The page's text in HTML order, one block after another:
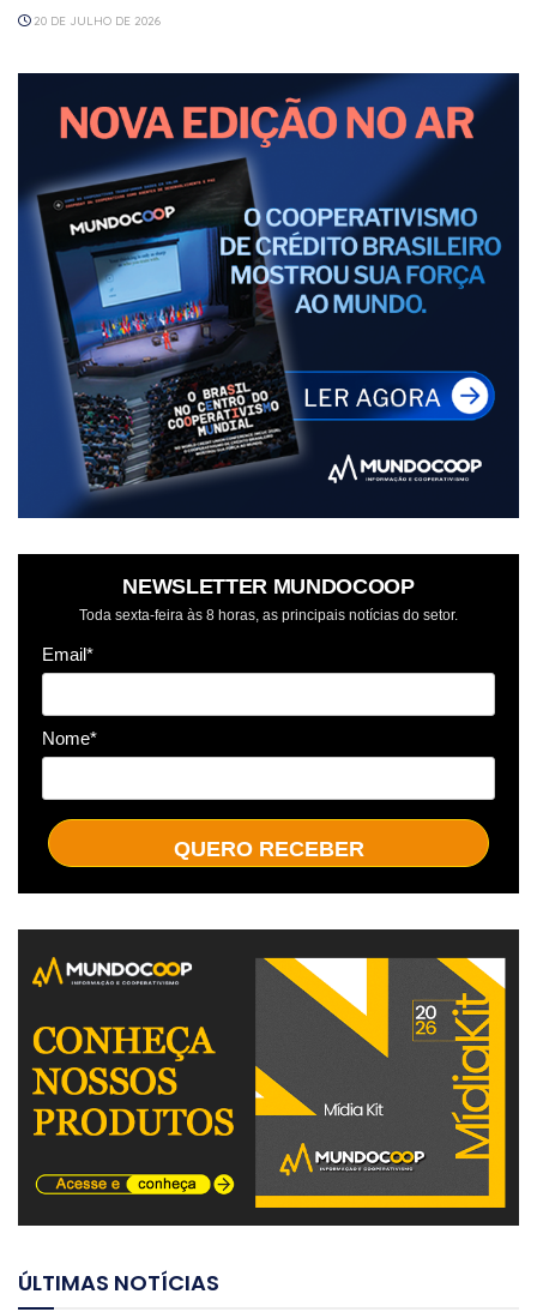
20 DE JULHO DE 2026
NEWSLETTER MUNDOCOOP
Toda sexta-feira às 8 horas, as principais notícias do setor.
Email*
Nome*
QUERO RECEBER
ÚLTIMAS NOTÍCIAS